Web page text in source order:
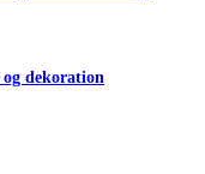
dekoration